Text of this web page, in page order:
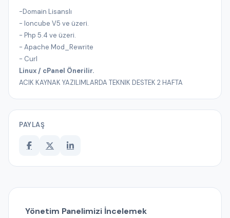
Yönetim Panelimizi İncelemek
-Domain Lisanslı
- Ioncube V5 ve üzeri.
- Php 5.4 ve üzeri.
- Apache Mod_Rewrite
- Curl
Linux / cPanel Önerilir.
ACIK KAYNAK YAZILIMLARDA TEKNIK DESTEK 2 HAFTA
PAYLAŞ